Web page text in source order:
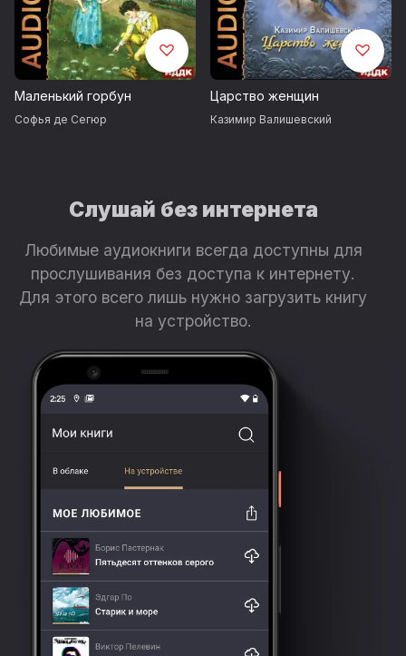
Маленький горбун
Софья де Сегюр
Царство женщин
Казимир Валишевский
Слушай без интернета
Любимые аудиокниги всегда доступны для
прослушивания без доступа к интернету.
Для этого всего лишь нужно загрузить книгу
на устройство.